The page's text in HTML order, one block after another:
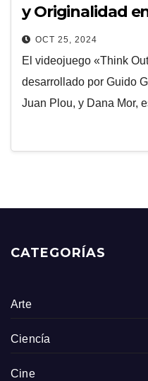
y Originalidad
Expresión en la
OCT 25, 2024
El videojuego «Think
desarrollado por Guido
Juan Plou, y Dana Mor,
CATEGORÍAS
Arte
Ciencía
Cine